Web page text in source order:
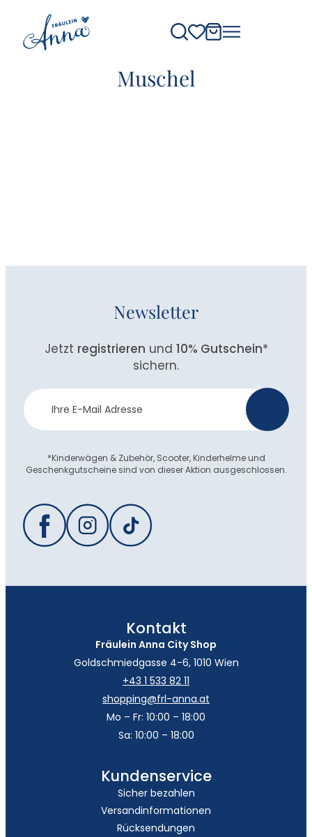
Muschel
Newsletter
Jetzt registrieren und 10% Gutschein*
sichern.
Newsletter
Anmeldung
*Kinderwägen & Zubehör, Scooter, Kinderhelme und
Geschenkgutscheine sind von dieser Aktion ausgeschlossen.
Kontakt
Fräulein Anna City Shop
Goldschmiedgasse 4-6, 1010 Wien
+43 1 533 82 11
shopping@frl-anna.at
Mo – Fr: 10:00 – 18:00
Sa: 10:00 – 18:00
Kundenservice
Sicher bezahlen
Versandinformationen
Rücksendungen